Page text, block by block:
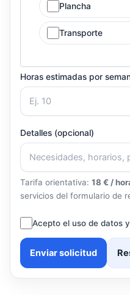
Plancha
Transporte
Horas estimadas por
Detalles (opcional)
Tarifa orientativa: 18 € /
servicios del formulario de
Acepto el uso de datos
Enviar solicitud